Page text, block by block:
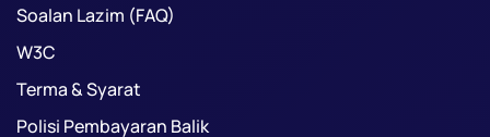
Soalan Lazim (FAQ)
W3C
Terma & Syarat
Polisi Pembayaran Balik